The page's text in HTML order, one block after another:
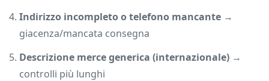
Indirizzo incompleto o telefono mancante →
giacenza/mancata consegna
Descrizione merce generica (internazionale) →
controlli più lunghi